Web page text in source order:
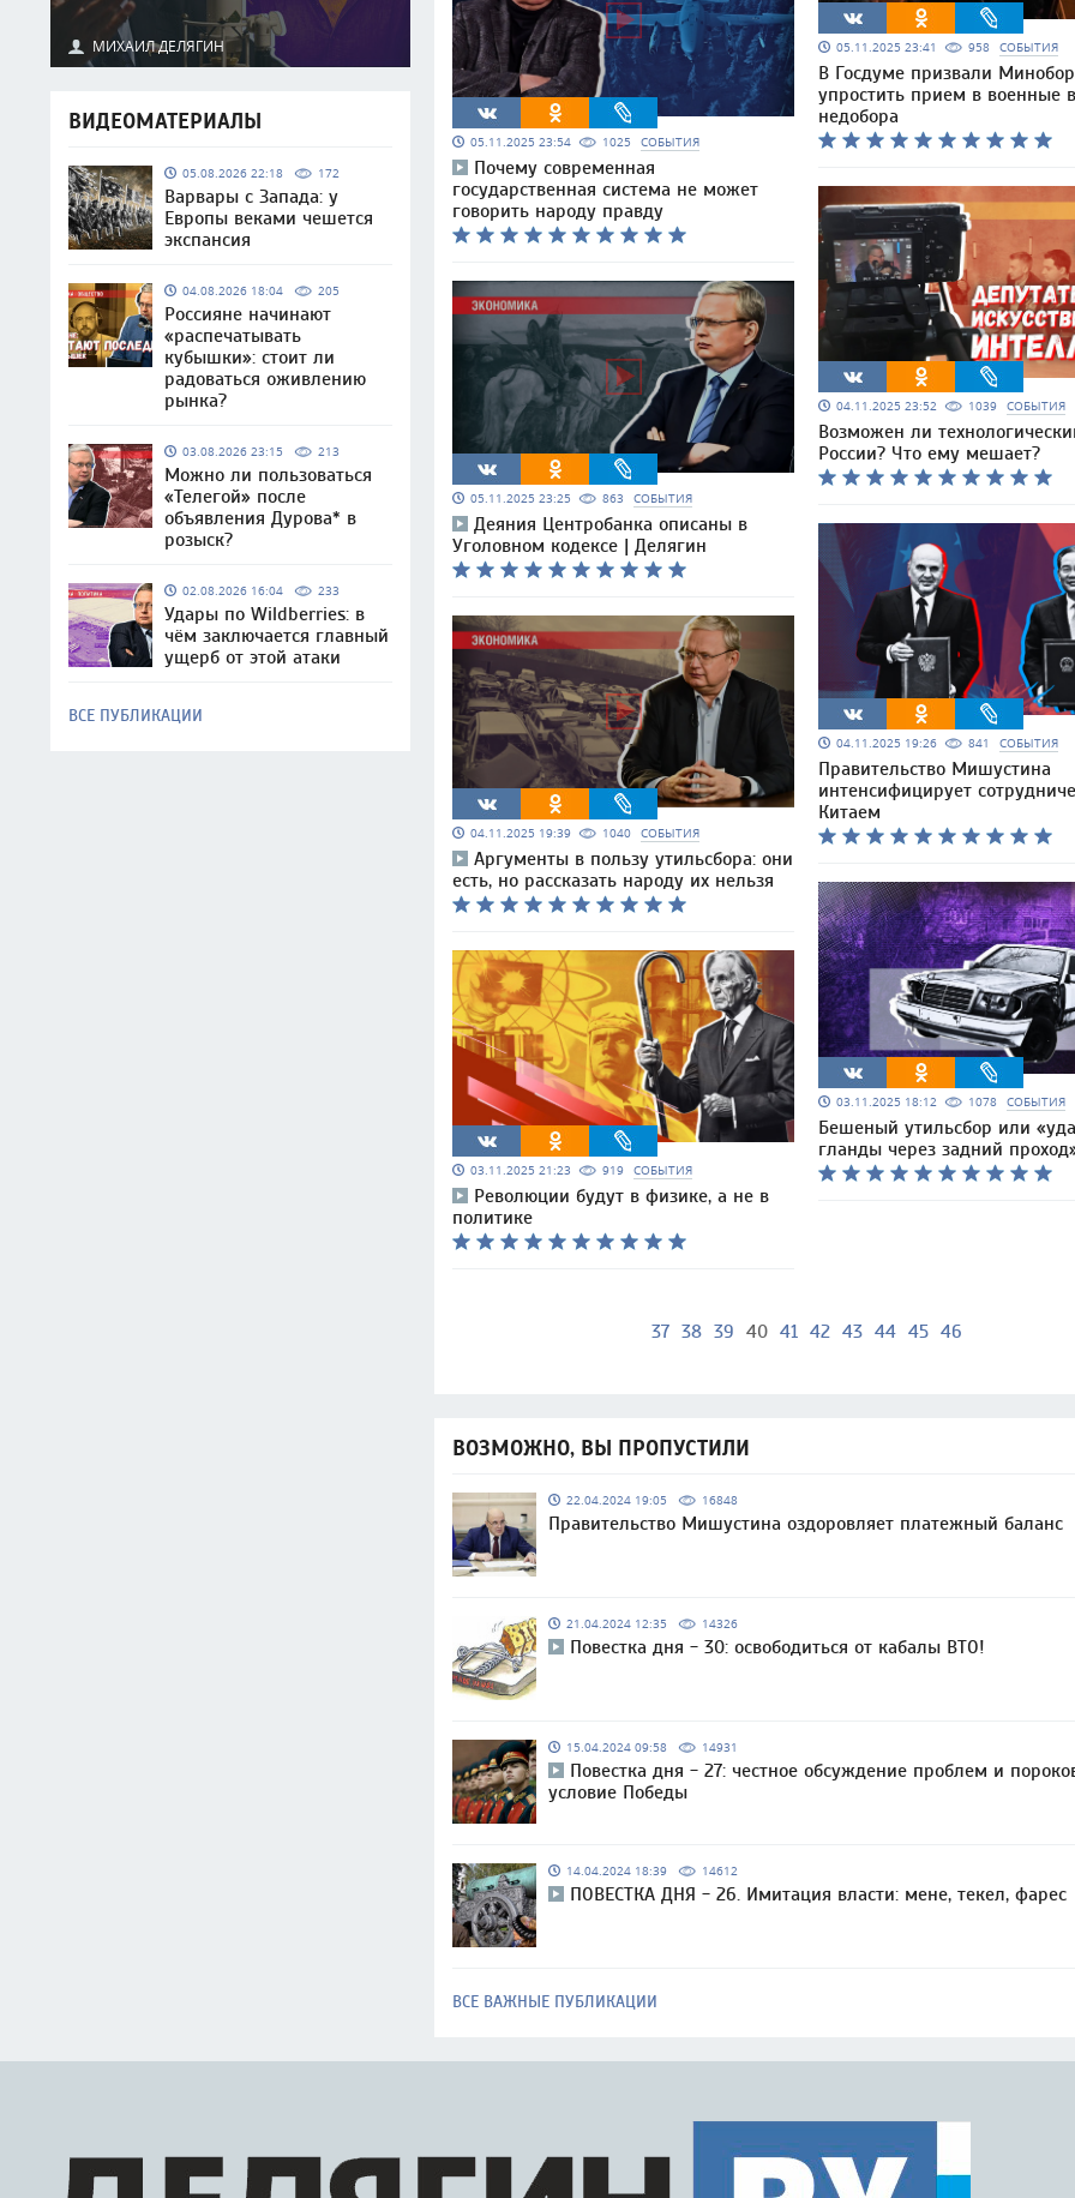
МИХАИЛ ДЕЛЯГИН
ВИДЕОМАТЕРИАЛЫ
05.08.2026 22:18 172
Варвары с Запада: у
Европы веками чешется
экспансия
04.08.2026 18:04 205
Россияне начинают
«распечатывать
кубышки»: стоит ли
радоваться оживлению
рынка?
03.08.2026 23:15 213
Можно ли пользоваться
«Телегой» после
объявления Дурова* в
розыск?
02.08.2026 16:04 233
Удары по Wildberries: в
чём заключается главный
ущерб от этой атаки
ВСЕ ПУБЛИКАЦИИ
05.11.2025 23:54 1025 СОБЫТИЯ
Почему современная
государственная система не может
говорить народу правду
05.11.2025 23:25 863 СОБЫТИЯ
Деяния Центробанка описаны в
Уголовном кодексе | Делягин
04.11.2025 19:39 1040 СОБЫТИЯ
Аргументы в пользу утильсбора: они
есть, но рассказать народу их нельзя
03.11.2025 21:23 919 СОБЫТИЯ
Революции будут в физике, а не в
политике
05.11.2025 23:41 958 СОБЫТИЯ
В Госдуме призвали
упростить прием в военные
недобора
04.11.2025 23:52 1039 СОБЫТИЯ
Возможен ли
России? Что ему мешает?
04.11.2025 19:26 841 СОБЫТИЯ
Правительство Мишустина
интенсифицирует
Китаем
03.11.2025 18:12 1078 СОБЫТИЯ
Бешеный утильсбор или
гланды через задний
37 38 39 40 41 42 43 44 45 46
ВОЗМОЖНО, ВЫ ПРОПУСТИЛИ
22.04.2024 19:05 16848
Правительство Мишустина оздоровляет платежный баланс
21.04.2024 12:35 14326
Повестка дня - 30: освободиться от кабалы ВТО!
15.04.2024 09:58 14931
Повестка дня - 27: честное обсуждение проблем и
условие Победы
14.04.2024 18:39 14612
ПОВЕСТКА ДНЯ - 26. Имитация власти: мене, текел, фарес
ВСЕ ВАЖНЫЕ ПУБЛИКАЦИИ